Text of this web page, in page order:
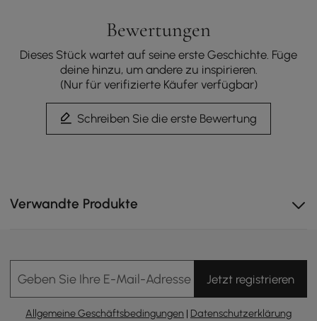
Wohnraum eine klare, zeitgemäße Ästhetik.
Bewertungen
Dieses Stück wartet auf seine erste Geschichte. Füge
deine hinzu, um andere zu inspirieren.
(Nur für verifizierte Käufer verfügbar)
Schreiben Sie die erste Bewertung
Verwandte Produkte
Geben Sie Ihre E-Mail-Adresse EinJetzt registrieren
Allgemeine Geschäftsbedingungen | Datenschutzerklärung